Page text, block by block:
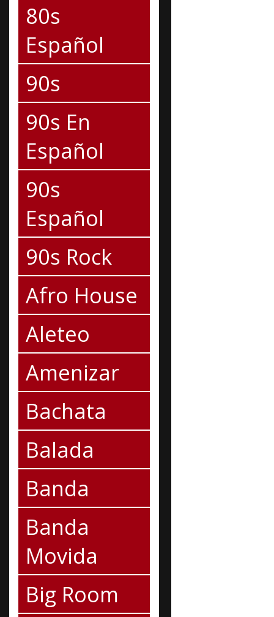
80s
Español
90s
90s En
Español
90s
Español
90s Rock
Afro House
Aleteo
Amenizar
Bachata
Balada
Banda
Banda
Movida
Big Room